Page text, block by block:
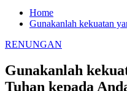
Home
Gunakanlah kekuatan
RENUNGAN
Gunakanlah
Tuhan kepada